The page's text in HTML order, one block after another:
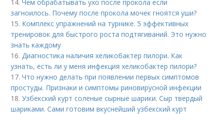
14.Чем обрабатывать ухо после прокола если
загноилось. Почему после прокола мочек гноятся уши?
15. Комплекс упражнений на турнике. 5 эффективных
тренировок для быстрого роста подтягиваний. Это нужно
знать каждому
16.Диагностика наличия хеликобактер пилори. Как
узнать, есть ли у меня инфекция хеликобактер пилори?
17.Что нужно делать при появлении первых симптомов
простуды. Признаки и симптомы риновирусной инфекции
18.Узбекский курт соленые сырные шарики. Сыр твердый
шариками. Сами готовим вкуснейший узбекский курт